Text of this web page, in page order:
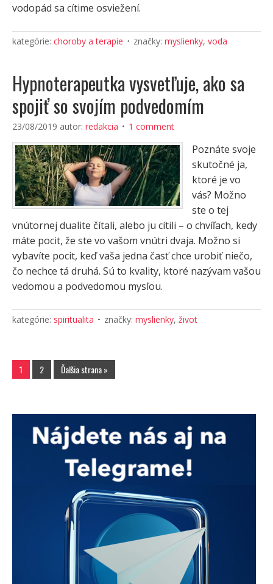
vodopád sa cítime osviežení.
kategórie: choroby a terapie značky: myslienky, voda
Hypnoterapeutka vysvetľuje, ako sa
spojiť so svojím podvedomím
23/08/2019 autor: redakcia 1 comment
Poznáte svoje
skutočné ja,
ktoré je vo
vás? Možno
ste o tej
vnútornej dualite čítali, alebo ju cítili – o chvíľach, kedy
máte pocit, že ste vo vašom vnútri dvaja. Možno si
vybavíte pocit, keď vaša jedna časť chce urobiť niečo,
čo nechce tá druhá. Sú to kvality, ktoré nazývam vašou
vedomou a podvedomou mysľou.
kategórie: spiritualita značky: myslienky, život
1 2 Ďalšia strana »